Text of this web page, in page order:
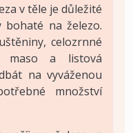
v těle je důležité
na železo.
celozrnné
maso a listová
na vyváženou
množství